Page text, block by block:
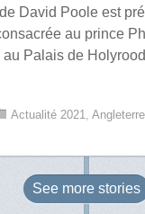
David Poole est
au prince
au Palais de
Actualité 2021,Angleterre
See more stories